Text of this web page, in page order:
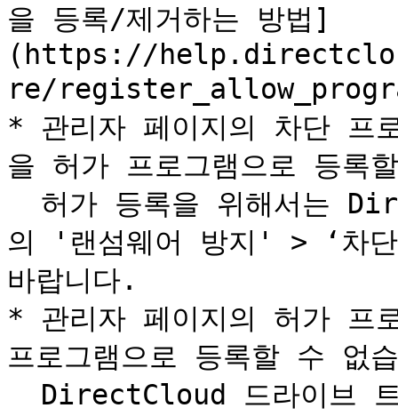
을 등록/제거하는 방법]
(https://
re/
* 관리자 페이지의 차단 프
을 허가 프로그램으로 등록
의 '랜섬웨어 방지' > ‘차단
바랍니다.
* 관리자 페이지의 허가 프
프로그램으로 등록할 수 없